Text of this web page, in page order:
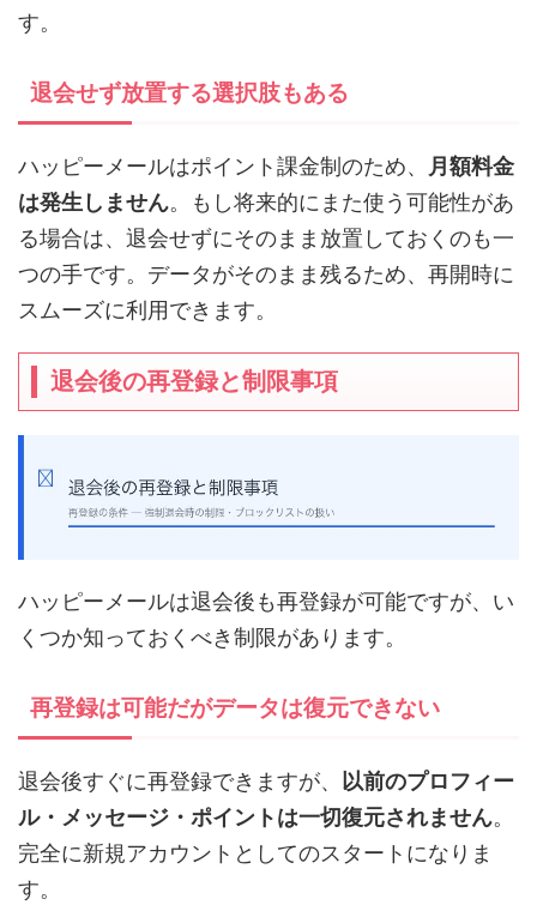
す。
退会せず放置する選択肢もある
ハッピーメールはポイント課金制のため、
月額料金
は発生しません。もし将来的にまた使う可能性があ
る場合は、退会せずにそのまま放置しておくのも一
つの手です。データがそのまま残るため、再開時に
スムーズに利用できます。
退会後の再登録と制限事項
ハッピーメールは退会後も再登録が可能ですが、い
くつか知っておくべき制限があります。
再登録は可能だがデータは復元できない
退会後すぐに再登録できますが、 以前のプロフィー
ル・メッセージ・ポイントは一切復元されません。
完全に新規アカウントとしてのスタートになりま
す。